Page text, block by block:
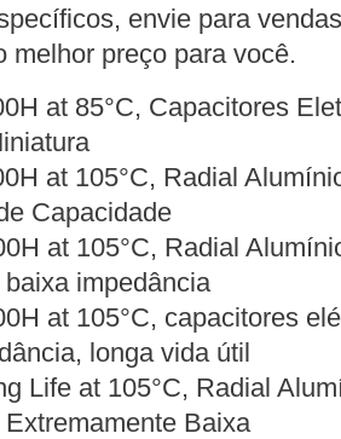
envie para
melhor preço para você.
at 85°C, Capacitores
at 105°C, Radial
Capacidade
at 105°C, Radial
impedância
at 105°C, capacitores
longa vida útil
Life at 105°C, Radial
Baixa